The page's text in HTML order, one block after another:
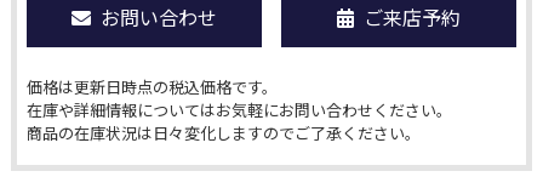
お問い合わせ ご来店予約
価格は更新日時点の税込価格です。
在庫や詳細情報についてはお気軽にお問い合わせください。
商品の在庫状況は日々変化しますのでご了承ください。